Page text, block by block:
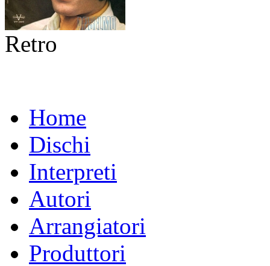
Retro
Home
Dischi
Interpreti
Autori
Arrangiatori
Produttori